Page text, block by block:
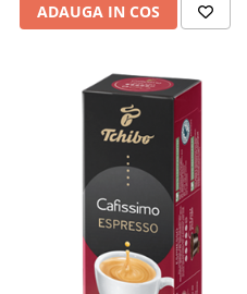
ADAUGA IN COS